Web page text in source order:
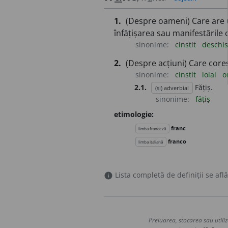
1. (Despre oameni) Care
înfățișarea sau manifestările
sinonime: cinstit deschis
2. (Despre acțiuni) Care
sinonime: cinstit loial
2.1.
(și) adverbial
Fățiș.
sinonime:
fățiș
etimologie:
limba franceză franc
limba italiană franco
info Lista completă de definiții se
Preluarea, stocarea sau